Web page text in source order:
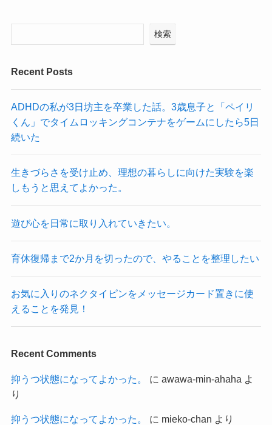
検索
Recent Posts
ADHDの私が3日坊主を卒業した話。3歳息子と「ペイリ
くん」でタイムロッキングコンテナをゲームにしたら5日
続いた
生きづらさを受け止め、理想の暮らしに向けた実験を楽
しもうと思えてよかった。
遊び心を日常に取り入れていきたい。
育休復帰まで2か月を切ったので、やることを整理したい
お気に入りのネクタイピンをメッセージカード置きに使
えることを発見！
Recent Comments
抑うつ状態になってよかった。 に awawa-min-ahaha よ
り
抑うつ状態になってよかった。 に mieko-chan より